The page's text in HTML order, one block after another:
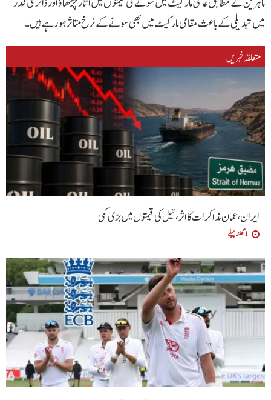
میں تبدیلی کے باعث مقامی مارکیٹ میں بھی سونے کے نرخ متاثر ہو رہے ہیں۔
متعلقہ خبریں
ایران، عمان مذاکرات کا اثر، تیل کی قیمتوں میں بڑی کمی
1 گھنٹہ پہلے